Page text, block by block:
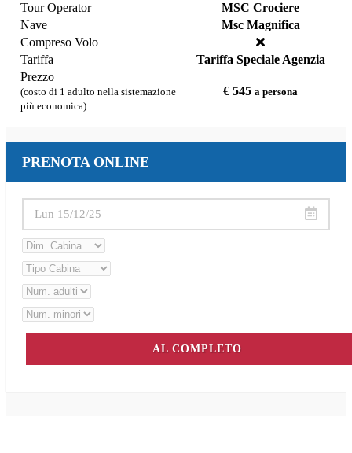
Tour Operator
MSC Crociere
Nave
Msc Magnifica
Compreso Volo
Tariffa
Tariffa Speciale Agenzia
Prezzo
(costo di 1 adulto nella sistemazione
più economica)
€ 545 a persona
PRENOTA ONLINE
Lun 15/12/25
AL COMPLETO